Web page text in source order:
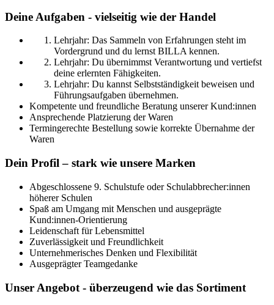
Deine Aufgaben - vielseitig wie der Handel
Lehrjahr: Das Sammeln von Erfahrungen steht im
Vordergrund und du lernst BILLA kennen.
Lehrjahr: Du übernimmst Verantwortung und vertiefst
deine erlernten Fähigkeiten.
Lehrjahr: Du kannst Selbstständigkeit beweisen und
Führungsaufgaben übernehmen.
Kompetente und freundliche Beratung unserer Kund:innen
Ansprechende Platzierung der Waren
Termingerechte Bestellung sowie korrekte Übernahme der
Waren
Dein Profil – stark wie unsere Marken
Abgeschlossene 9. Schulstufe oder Schulabbrecher:innen
höherer Schulen
Spaß am Umgang mit Menschen und ausgeprägte
Kund:innen-Orientierung
Leidenschaft für Lebensmittel
Zuverlässigkeit und Freundlichkeit
Unternehmerisches Denken und Flexibilität
Ausgeprägter Teamgedanke
Unser Angebot - überzeugend wie das Sortiment